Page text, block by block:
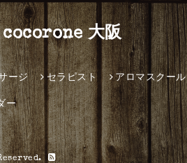
cocorone 大阪
ージ セラピスト アロマスクール
ー